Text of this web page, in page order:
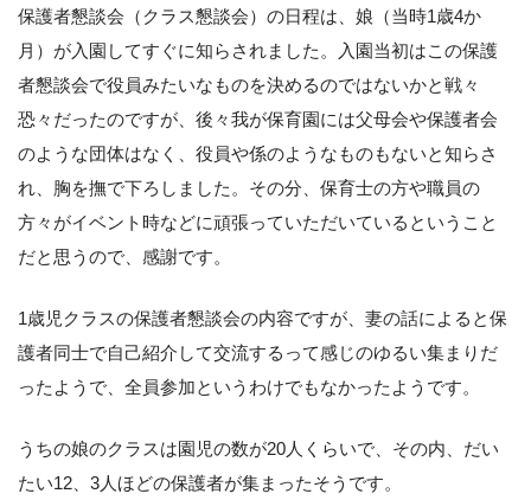
保護者懇談会（クラス懇談会）の日程は、娘（当時1歳4か
月）が入園してすぐに知らされました。入園当初はこの保護
者懇談会で役員みたいなものを決めるのではないかと戦々
恐々だったのですが、後々我が保育園には父母会や保護者会
のような団体はなく、役員や係のようなものもないと知らさ
れ、胸を撫で下ろしました。その分、保育士の方や職員の
方々がイベント時などに頑張っていただいているということ
だと思うので、感謝です。
1歳児クラスの保護者懇談会の内容ですが、妻の話によると保
護者同士で自己紹介して交流するって感じのゆるい集まりだ
ったようで、全員参加というわけでもなかったようです。
うちの娘のクラスは園児の数が20人くらいで、その内、だい
たい12、3人ほどの保護者が集まったそうです。